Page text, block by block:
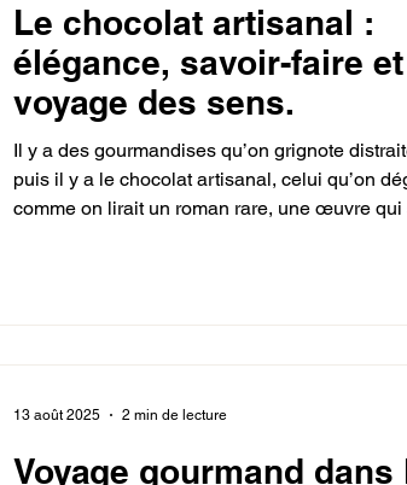
Le chocolat artisanal :
élégance, savoir-faire et
voyage des sens.
Il y a des gourmandises qu’on grignote
puis il y a le chocolat artisanal, celui qu’on
comme on lirait un roman rare, une œuvre qui
exigence et élégance.
Voyage gourmand dans
13 août 2025 2 min de lecture